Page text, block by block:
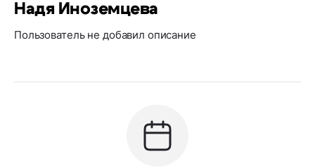
Надя Иноземцева
Пользователь не добавил описание